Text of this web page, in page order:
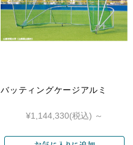
バッティングケージアルミ
¥1,144,330(税込) ～